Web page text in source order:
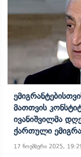
Მათთვის
Ივანიშვილმა
Ქართული
17 ნოემბერი 2025,